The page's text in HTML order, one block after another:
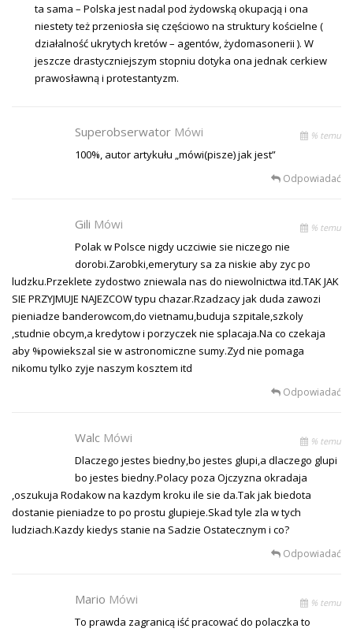
ta sama – Polska jest nadal pod żydowską okupacją i ona
niestety też przeniosła się częściowo na struktury kościelne (
działalność ukrytych kretów – agentów, żydomasonerii ). W
jeszcze drastyczniejszym stopniu dotyka ona jednak cerkiew
prawosławną i protestantyzm.
Superobserwator Mówi % temu
100%, autor artykułu „mówi(pisze) jak jest”
Odpowiadać
Gili Mówi % temu
Polak w Polsce nigdy uczciwie sie niczego nie
dorobi.Zarobki,emerytury sa za niskie aby zyc po
ludzku.Przeklete zydostwo zniewala nas do niewolnictwa itd.TAK JAK
SIE PRZYJMUJE NAJEZCOW typu chazar.Rzadzacy jak duda zawozi
pieniadze banderowcom,do vietnamu,buduja szpitale,szkoly
,studnie obcym,a kredytow i porzyczek nie splacaja.Na co czekaja
aby %powiekszal sie w astronomiczne sumy.Zyd nie pomaga
nikomu tylko zyje naszym kosztem itd
Odpowiadać
Walc Mówi % temu
Dlaczego jestes biedny,bo jestes glupi,a dlaczego glupi
bo jestes biedny.Polacy poza Ojczyzna okradaja
,oszukuja Rodakow na kazdym kroku ile sie da.Tak jak biedota
dostanie pieniadze to po prostu glupieje.Skad tyle zla w tych
ludziach.Kazdy kiedys stanie na Sadzie Ostatecznym i co?
Odpowiadać
Mario Mówi % temu
To prawda zagranicą iść pracować do polaczka to